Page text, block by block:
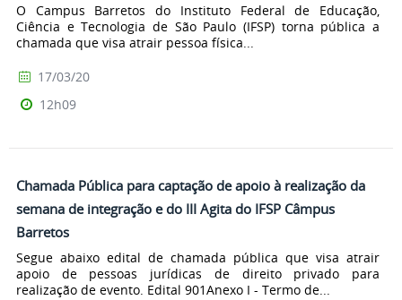
O Campus Barretos do Instituto Federal de Educação,
Ciência e Tecnologia de São Paulo (IFSP) torna pública a
chamada que visa atrair pessoa física...
17/03/20
12h09
Chamada Pública para captação de apoio à realização da
semana de integração e do III Agita do IFSP Câmpus
Barretos
Segue abaixo edital de chamada pública que visa atrair
apoio de pessoas jurídicas de direito privado para
realização de evento. Edital 901Anexo I - Termo de...